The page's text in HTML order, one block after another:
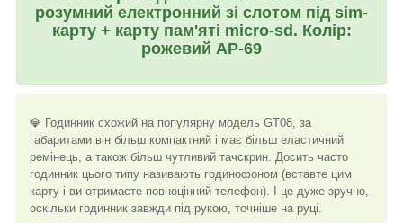
розумний електронний зі слотом під sim-
карту + карту пам'яті micro-sd. Колір:
рожевий AP-69
💎 Годинник схожий на популярну модель GT08, за
габаритами він більш компактний і має більш еластичний
ремінець, а також більш чутливий тачскрин. Досить часто
годинник цього типу називають годинофоном (вставте цим
карту і ви отримаєте повноцінний телефон). І це дуже зручно,
оскільки годинник завжди під рукою, точніше на руці.